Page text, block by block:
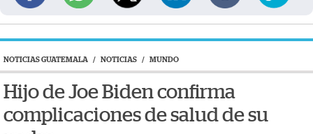
NOTICIAS GUATEMALA / NOTICIAS / MUNDO
Hijo de Joe Biden confirma
complicaciones de salud de su